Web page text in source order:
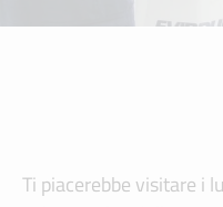
Ti piacerebbe visitare i